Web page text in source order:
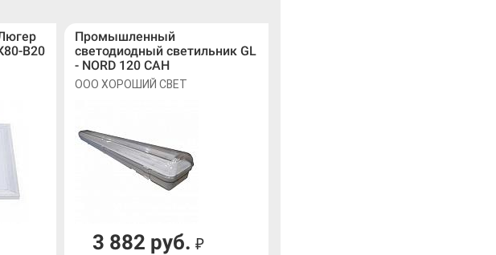
В20
Промышленный
светодиодный светильник GL
- NORD 120 САН
ООО ХОРОШИЙ СВЕТ
3 882 руб. ₽